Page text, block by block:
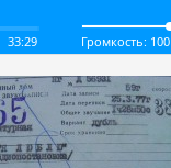
33:29 Громкость: 100